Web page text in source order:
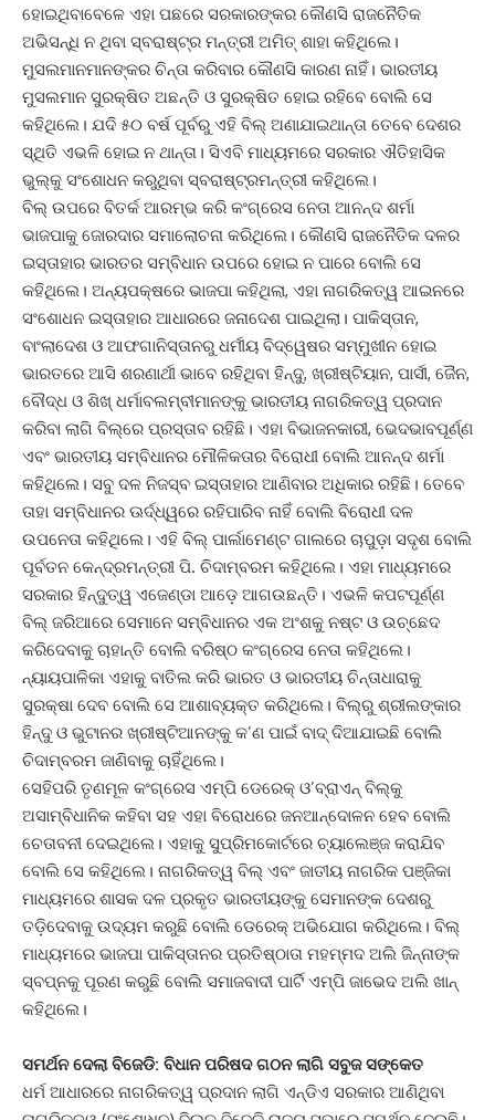
ହୋଇଥିବାବେଳେ ଏହା ପଛରେ ସରକାରଙ୍କର କୌଣସି ରାଜନୈତିକ
ଅଭିସନ୍ଧି ନ ଥିବା ସ୍ବରାଷ୍ଟ୍ର ମନ୍ତ୍ରୀ ଅମିତ୍‌ ଶାହା କହିଥିଲେ।
ମୁସଲମାନମାନଙ୍କର ଚିନ୍ତା କରିବାର କୌଣସି କାରଣ ନାହିଁ। ଭାରତୀୟ
ମୁସଲମାନ ସୁରକ୍ଷିତ ଅଛନ୍ତି ଓ ସୁରକ୍ଷିତ ହୋଇ ରହିବେ ବୋଲି ସେ
କହିଥିଲେ। ଯଦି ୫୦ ବର୍ଷ ପୂର୍ବରୁ ଏହି ବିଲ୍‌ ଅଣାଯାଇଥାନ୍ତା ତେବେ ଦେଶର
ସ୍ଥିତି ଏଭଳି ହୋଇ ନ ଥାନ୍ତା। ସିଏବି ମାଧ୍ୟମରେ ସରକାର ଐତିହାସିକ
ଭୁଲ୍‌କୁ ସଂଶୋଧନ କରୁଥିବା ସ୍ବରାଷ୍ଟ୍ରମନ୍ତ୍ରୀ କହିଥିଲେ।
ବିଲ୍‌ ଉପରେ ବିତର୍କ ଆରମ୍ଭ କରି କଂଗ୍ରେସ ନେତା ଆନନ୍ଦ ଶର୍ମା
ଭାଜପାକୁ ଜୋରଦାର ସମାଲୋଚନା କରିଥିଲେ। କୌଣସି ରାଜନୈତିକ ଦଳର
ଇସ୍ତାହାର ଭାରତର ସମ୍ବିଧାନ ଉପରେ ହୋଇ ନ ପାରେ ବୋଲି ସେ
କହିଥିଲେ। ଅନ୍ୟପକ୍ଷରେ ଭାଜପା କହିଥିଲା, ଏହା ନାଗରିକତ୍ୱ ଆଇନରେ
ସଂଶୋଧନ ଇସ୍ତାହାର ଆଧାରରେ ଜନାଦେଶ ପାଇଥିଲା। ପାକିସ୍ତାନ,
ବାଂଲାଦେଶ ଓ ଆଫଗାନିସ୍ତାନରୁ ଧର୍ମୀୟ ବିଦ୍ୱେଷର ସମ୍ମୁଖୀନ ହୋଇ
ଭାରତରେ ଆସି ଶରଣାର୍ଥୀ ଭାବେ ରହିଥିବା ହିନ୍ଦୁ, ଖ୍ରୀଷ୍ଟିୟାନ, ପାର୍ସୀ, ଜୈନ,
ବୌଦ୍ଧ ଓ ଶିଖ୍‌ ଧର୍ମାବଲମ୍ବୀମାନଙ୍କୁ ଭାରତୀୟ ନାଗରିକତ୍ୱ ପ୍ରଦାନ
କରିବା ଲାଗି ବିଲ୍‌ରେ ପ୍ରସ୍ତାବ ରହିଛି। ଏହା ବିଭାଜନକାରୀ, ଭେଦଭାବପୂର୍ଣ୍ଣ
ଏବଂ ଭାରତୀୟ ସମ୍ବିଧାନର ମୌଳିକତାର ବିରୋଧୀ ବୋଲି ଆନନ୍ଦ ଶର୍ମା
କହିଥିଲେ। ସବୁ ଦଳ ନିଜସ୍ବ ଇସ୍ତାହାର ଆଣିବାର ଅଧିକାର ରହିଛି। ତେବେ
ତାହା ସମ୍ବିଧାନର ଊର୍ଦ୍ଧ୍ୱରେ ରହିପାରିବ ନାହିଁ ବୋଲି ବିରୋଧୀ ଦଳ
ଉପନେତା କହିଥିଲେ। ଏହି ବିଲ୍‌ ପାର୍ଲାମେଣ୍ଟ ଗାଲରେ ଚାପୁଡ଼ା ସଦୃଶ ବୋଲି
ପୂର୍ବତନ କେନ୍ଦ୍ରମନ୍ତ୍ରୀ ପି. ଚିଦାମ୍ବରମ କହିଥିଲେ। ଏହା ମାଧ୍ୟମରେ
ସରକାର ହିନ୍ଦୁତ୍ୱ ଏଜେଣ୍ଡା ଆଡ଼େ ଆଗଉଛନ୍ତି। ଏଭଳି କପଟପୂର୍ଣ୍ଣ
ବିଲ୍‌ ଜରିଆରେ ସେମାନେ ସମ୍ବିଧାନର ଏକ ଅଂଶକୁ ନଷ୍ଟ ଓ ଉଚ୍ଛେଦ
କରିଦେବାକୁ ଚାହାନ୍ତି ବୋଲି ବରିଷ୍ଠ କଂଗ୍ରେସ ନେତା କହିଥିଲେ।
ନ୍ୟାୟପାଳିକା ଏହାକୁ ବାତିଲ କରି ଭାରତ ଓ ଭାରତୀୟ ଚିନ୍ତାଧାରାକୁ
ସୁରକ୍ଷା ଦେବ ବୋଲି ସେ ଆଶାବ୍ୟକ୍ତ କରିଥିଲେ। ବିଲ୍‌ରୁ ଶ୍ରୀଲଙ୍କାର
ହିନ୍ଦୁ ଓ ଭୁଟାନର ଖ୍ରୀଷ୍ଟିଆନଙ୍କୁ କ’ଣ ପାଇଁ ବାଦ୍‌ ଦିଆଯାଇଛି ବୋଲି
ଚିଦାମ୍ବରମ ଜାଣିବାକୁ ଚାହିଁଥିଲେ।
ସେହିପରି ତୃଣମୂଳ କଂଗ୍ରେସ ଏମ୍‌ପି ଡେରେକ୍‌ ଓ’ବ୍ରାଏନ୍‌ ବିଲ୍‌କୁ
ଅସାମ୍ବିଧାନିକ କହିବା ସହ ଏହା ବିରୋଧରେ ଜନଆନ୍ଦୋଳନ ହେବ ବୋଲି
ଚେତାବନୀ ଦେଇଥିଲେ। ଏହାକୁ ସୁପ୍ରିମକୋର୍ଟରେ ଚ୍ୟାଲେଞ୍ଜ କରାଯିବ
ବୋଲି ସେ କହିଥିଲେ। ନାଗରିକତ୍ୱ ବିଲ୍‌ ଏବଂ ଜାତୀୟ ନାଗରିକ ପଞ୍ଜିକା
ମାଧ୍ୟମରେ ଶାସକ ଦଳ ପ୍ରକୃତ ଭାରତୀୟଙ୍କୁ ସେମାନଙ୍କ ଦେଶରୁ
ତଡ଼ିଦେବାକୁ ଉଦ୍ୟମ କରୁଛି ବୋଲି ଡେରେକ୍‌ ଅଭିଯୋଗ କରିଥିଲେ। ବିଲ୍‌
ମାଧ୍ୟମରେ ଭାଜପା ପାକିସ୍ତାନର ପ୍ରତିଷ୍ଠାତା ମହମ୍ମଦ ଅଲି ଜିନ୍ନାଙ୍କ
ସ୍ବପ୍ନକୁ ପୂରଣ କରୁଛି ବୋଲି ସମାଜବାଦୀ ପାର୍ଟି ଏମ୍‌ପି ଜାଭେଦ ଅଲି ଖାନ୍‌
କହିଥିଲେ।
ସମର୍ଥନ ଦେଲା ବିଜେଡି: ବିଧାନ ପରିଷଦ ଗଠନ ଲାଗି ସବୁଜ ସଙ୍କେତ
ଧର୍ମ ଆଧାରରେ ନାଗରିକତ୍ୱ ପ୍ରଦାନ ଲାଗି ଏନ୍‌ଡିଏ ସରକାର ଆଣିଥିବା